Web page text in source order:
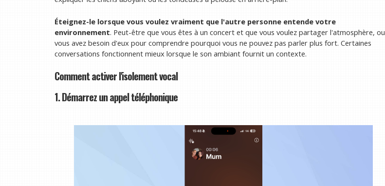
Éteignez-le lorsque vous voulez vraiment que l'autre personne entende votre
environnement. Peut-être que vous êtes à un concert et que vous voulez partager l'atmosphère, ou
vous avez besoin d'eux pour comprendre pourquoi vous ne pouvez pas parler plus fort. Certaines
conversations fonctionnent mieux lorsque le son ambiant fournit un contexte.
Comment activer l'isolement vocal
1. Démarrez un appel téléphonique